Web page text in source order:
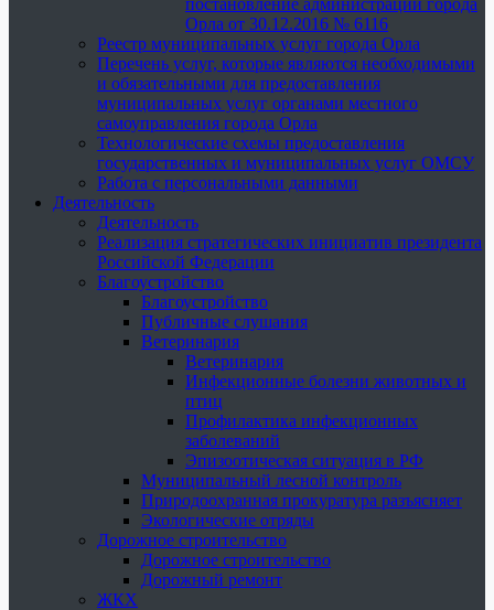
постановление администрации города
Орла от 30.12.2016 № 6116
Реестр муниципальных услуг города Орла
Перечень услуг, которые являются необходимыми
и обязательными для предоставления
муниципальных услуг органами местного
самоуправления города Орла
Технологические схемы предоставления
государственных и муниципальных услуг ОМСУ
Работа с персональными данными
Деятельность
Деятельность
Реализация стратегических инициатив президента
Российской Федерации
Благоустройство
Благоустройство
Публичные слушания
Ветеринария
Ветеринария
Инфекционные болезни животных и
птиц
Профилактика инфекционных
заболеваний
Эпизоотическая ситуация в РФ
Муниципальный лесной контроль
Природоохранная прокуратура разъясняет
Экологические отряды
Дорожное строительство
Дорожное строительство
Дорожный ремонт
ЖКХ